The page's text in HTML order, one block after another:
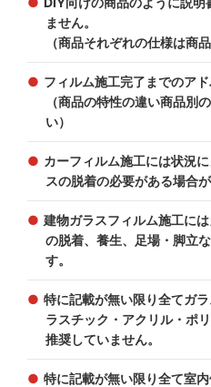
ません。
（商品それぞれの仕様は商
フィルム施工完了までのア
（商品の特性の違い商品別
い）
カーフィルム施工には状況
スの脱着の必要がある場合が
建物ガラスフィルム施工に
の脱着、養生、足場・脚立
す。
特に記載が無い限り全てガ
ラスチック・アクリル・ポ
推奨していません。
特に記載が無い限り全て室